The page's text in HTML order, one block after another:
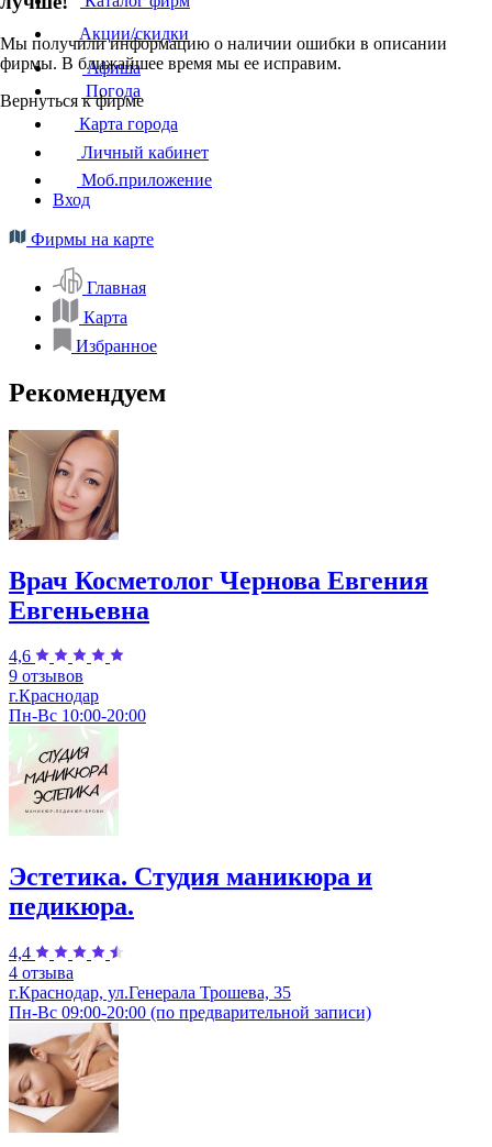
Мы получили информацию о наличии ошибки в описании
фирмы. В ближайшее время мы ее исправим.
Вернуться к фирме
Акции/скидки
Афиша
Погода
Карта города
Личный кабинет
Моб.приложение
Вход
Фирмы на карте
Главная
Карта
Избранное
Рекомендуем
Врач Косметолог Чернова Евгения
Евгеньевна
4,6
9 отзывов
г.Краснодар
Пн-Вс 10:00-20:00
Эстетика. Студия маникюра и
педикюра.
4,4
4 отзыва
г.Краснодар, ул.Генерала Трошева, 35
Пн-Вс 09:00-20:00 (по предварительной записи)